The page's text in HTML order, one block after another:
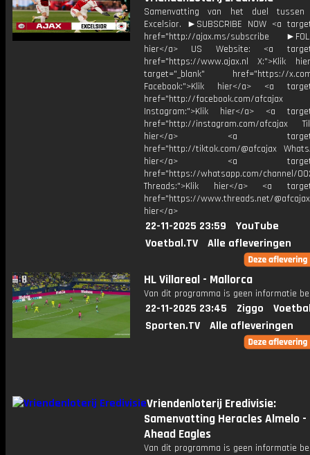
Samenvatting van het duel
Excelsior. ►SUBSCRIBE NOW <a
href="http://ajax.ms/subscribe
hier</a> US Website: <a
href="https://www.ajax.nl X:">Klik
target="_blank" href="https://x.com/
Facebook:">Klik hier</a> <a
href="http://facebook.com/afcajax
Instagram:">Klik hier</a> <a
href="http://instagram.com/afcajax
hier</a> <a
href="http://tiktok.com/@afcajax
hier</a> <a
href="https://whatsapp.com/channel/
Threads:">Klik hier</a> <a
href="https://www.threads.net/
hier</a>
22-11-2025 23:59
YouTube
Voetbal.TV
Alle afleveringen
HL Villareal - Mallorca
Van dit programma is geen informatie
22-11-2025 23:45 Ziggo
Sporten.TV
Alle afleveringen
Vriendenloterij Eredivisie:
Samenvatting Heracles Almelo -
Ahead Eagles
Van dit programma is geen informatie